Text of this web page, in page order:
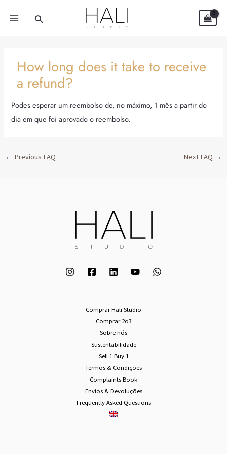
Search
How long does it take to receive
a refund?
Podes esperar um reembolso de, no máximo, 1 mês a partir do
dia em que foi aprovado o reembolso.
navigation
← Previous FAQ Next FAQ →
Comprar Hali Studio
Comprar 2o3
Sobre nós
Sustentabilidade
Sell 1 Buy 1
Termos & Condições
Complaints Book
Envios & Devoluções
Frequently Asked Questions